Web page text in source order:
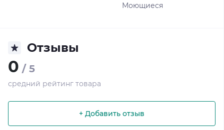
Моющиеся
Отзывы
0 / 5
средний рейтинг товара
+ Добавить отзыв